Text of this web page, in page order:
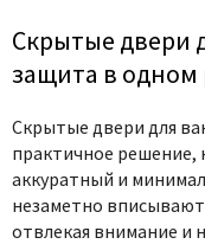
Скрытые двери
защита в
Скрытые двери для
практичное решение,
аккуратный и
незаметно
отвлекая внимание и